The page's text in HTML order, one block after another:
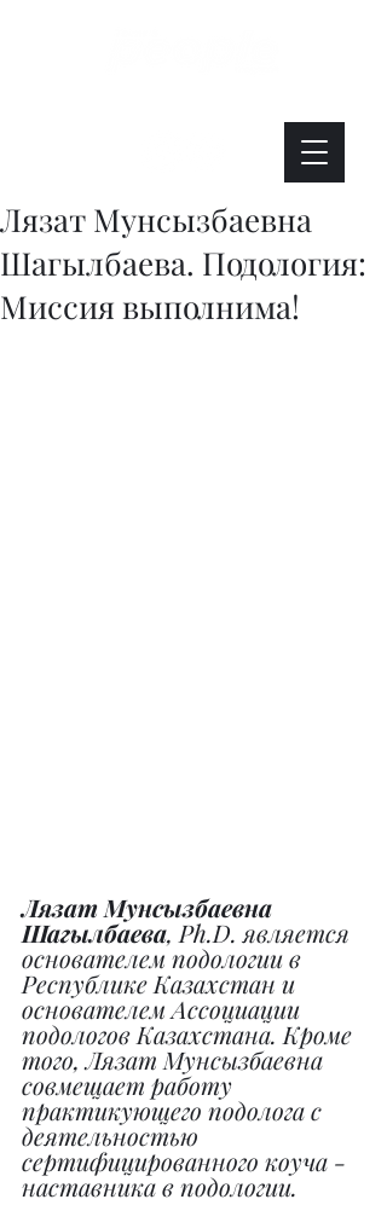
Лязат Мунсызбаевна
Шагылбаева. Подология:
Миссия выполнима!
Лязат Мунсызбаевна
Шагылбаева, Ph.D. является
основателем подологии в
Республике Казахстан и
основателем Ассоциации
подологов Казахстана. Кроме
того, Лязат Мунсызбаевна
совмещает работу
практикующего подолога с
деятельностью
сертифицированного коуча -
наставника в подологии.